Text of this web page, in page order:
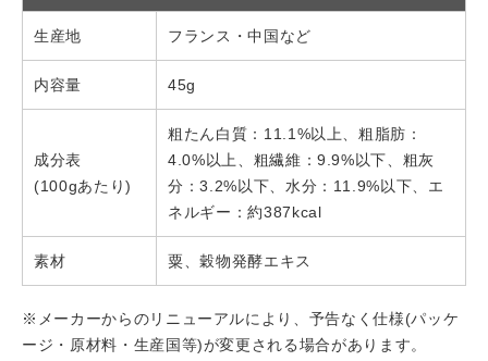
生産地 フランス・中国など
内容量 45g
成分表
(100gあたり)
粗たん白質：11.1%以上、粗脂肪：
4.0%以上、粗繊維：9.9%以下、粗灰
分：3.2%以下、水分：11.9%以下、エ
ネルギー：約387kcal
素材 粟、穀物発酵エキス
※メーカーからのリニューアルにより、予告なく仕様(パッケ
ージ・原材料・生産国等)が変更される場合があります。